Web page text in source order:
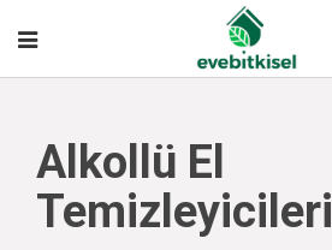
Alkollü El
Temizleyicileri